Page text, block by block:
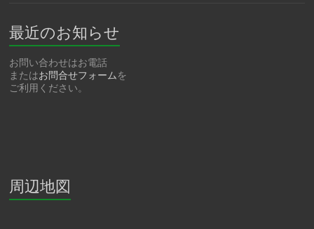
最近のお知らせ
お問い合わせはお電話
またはお問合せフォーム を
ご利用ください。
周辺地図